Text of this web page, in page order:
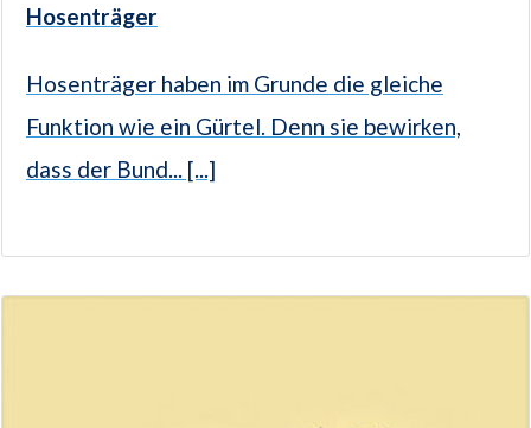
Hosenträger
Hosenträger haben im Grunde die gleiche
Funktion wie ein Gürtel. Denn sie bewirken,
dass der Bund... [...]